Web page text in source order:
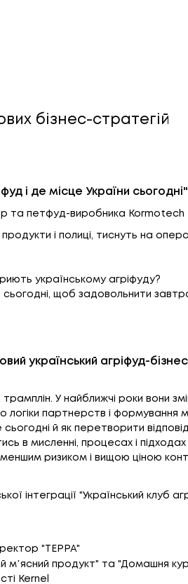
бізнес-стратегій
і де місце України сьогодні"
та петфуд-виробника Kormotech
і полиці, тиснуть на
українському агріфуду?
щоб задовольнити
український агріфуд-
У найближчі роки вони
логіки партнерств і формування
й як перетворити
в мисленні, процесах і підходах
ризиком і вищою ціною
інтеграції "Український клуб
"ТЕРРА"
мʼясний продукт" та "Домашня
Kernel